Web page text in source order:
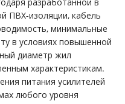
ПВХ-изоляции, кабель
минимальные
в условиях повышенной
диаметр жил
характеристикам.
питания усилителей
любого уровня